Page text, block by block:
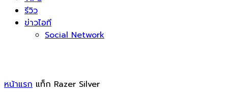
รีวิว
ข่าวไอที
Social Network
หน้าแรก แท็ก Razer Silver